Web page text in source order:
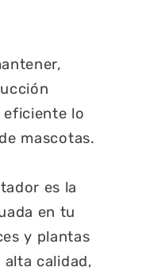
lo
mascotas.
es la
en tu
y plantas
calidad,